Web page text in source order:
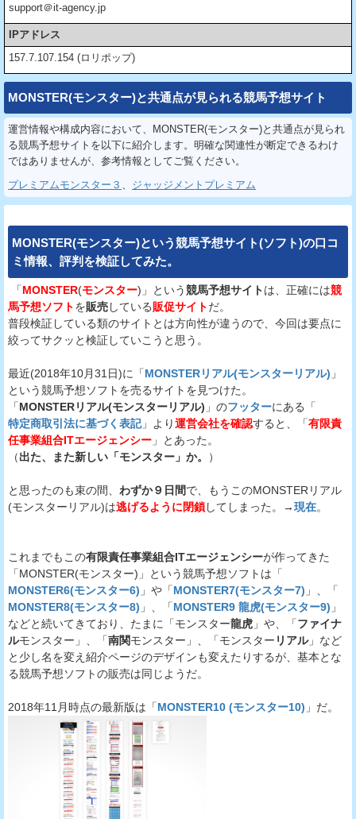
support＠it-agency.jp
IPアドレス
157.7.107.154 (ロリポップ)
MONSTER(モンスター)と共通点が見られる競馬予想サイト
運営情報や構成内容において、MONSTER(モンスター)と共通点が見られ
る競馬予想サイトを以下に紹介します。明確な関連性が断定できるわけ
ではありませんが、参考情報としてご覧ください。
プレミアムモンスター３
ジャッジメントプレミアム
MONSTER(モンスター)という競馬予想サイト(ソフト)の口コ
ミ情報、評判を検証してみた。
「MONSTER(モンスター)」という競馬予想サイトは、正確には競
馬予想ソフトを販売している販促サイトだ。
普段検証している類のサイトとは方向性が違うので、今回は要点に
絞ってサクッと検証していこうと思う。
最近(2018年10月31日)に「MONSTERリアル(モンスターリアル) 」
という競馬予想ソフトを売るサイトを見つけた。
「MONSTERリアル(モンスターリアル) 」のフッターにある「
特定商取引法に基づく表記」より運営会社を確認すると、「有限責
任事業組合ITエージェンシー 」とあった。
（出た、また新しい「モンスター」か。 ）
と思ったのも束の間、 わずか９日間で、もうこのMONSTERリアル
(モンスターリアル)は逃げるように閉鎖してしまった。→現在。
これまでもこの有限責任事業組合ITエージェンシーが作ってきた
「MONSTER(モンスター)」という競馬予想ソフトは「
MONSTER6(モンスター6) 」や「MONSTER7(モンスター7) 」、「
MONSTER8(モンスター8) 」、「MONSTER9 龍虎(モンスター9) 」
などと続いてきており、たまに「モンスター龍虎 」や、「ファイナ
ルモンスター」、「南関モンスター」、「モンスター リアル」など
と少し名を変え紹介ページのデザインも変えたりするが、基本とな
る競馬予想ソフトの販売は同じようだ。
2018年11月時点の最新版は「MONSTER10 (モンスター10) 」だ。